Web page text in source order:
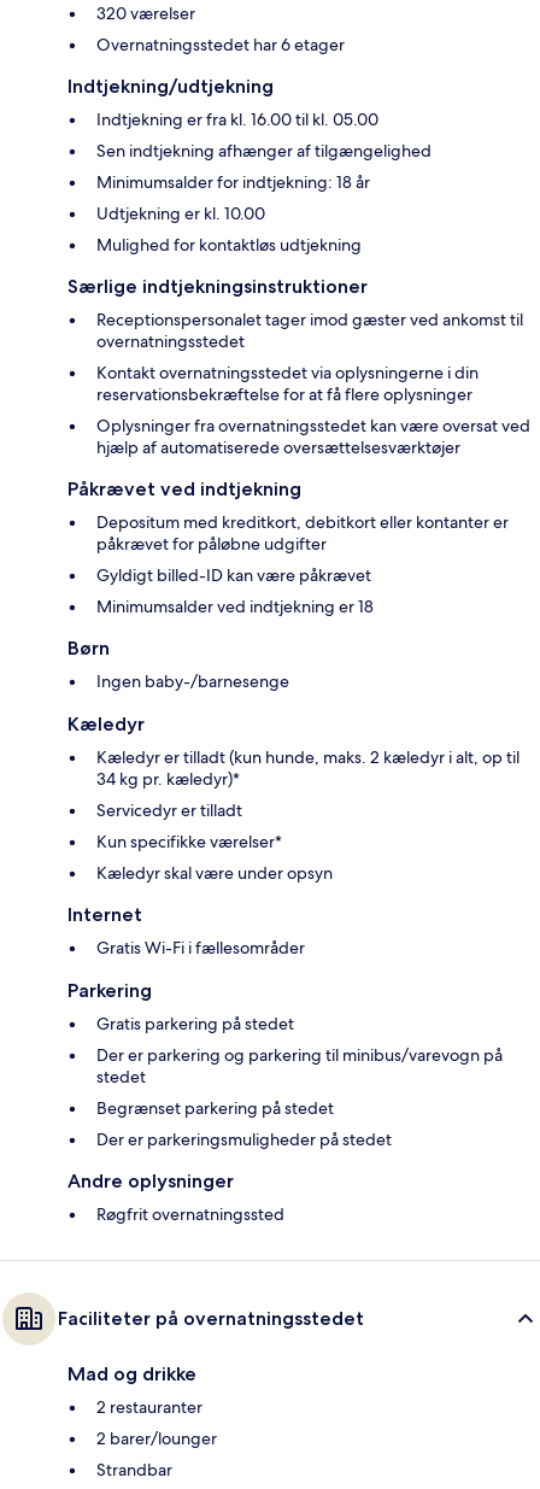
320 værelser
Overnatningsstedet har 6 etager
Indtjekning/udtjekning
Indtjekning er fra kl. 16.00 til kl. 05.00
Sen indtjekning afhænger af tilgængelighed
Minimumsalder for indtjekning: 18 år
Udtjekning er kl. 10.00
Mulighed for kontaktløs udtjekning
Særlige indtjekningsinstruktioner
Receptionspersonalet tager imod gæster ved ankomst til
overnatningsstedet
Kontakt overnatningsstedet via oplysningerne i din
reservationsbekræftelse for at få flere oplysninger
Oplysninger fra overnatningsstedet kan være oversat ved
hjælp af automatiserede oversættelsesværktøjer
Påkrævet ved indtjekning
Depositum med kreditkort, debitkort eller kontanter er
påkrævet for påløbne udgifter
Gyldigt billed-ID kan være påkrævet
Minimumsalder ved indtjekning er 18
Børn
Ingen baby-/barnesenge
Kæledyr
Kæledyr er tilladt (kun hunde, maks. 2 kæledyr i alt, op til
34 kg pr. kæledyr)*
Servicedyr er tilladt
Kun specifikke værelser*
Kæledyr skal være under opsyn
Internet
Gratis Wi-Fi i fællesområder
Parkering
Gratis parkering på stedet
Der er parkering og parkering til minibus/varevogn på
stedet
Begrænset parkering på stedet
Der er parkeringsmuligheder på stedet
Andre oplysninger
Røgfrit overnatningssted
Faciliteter på overnatningsstedet
Mad og drikke
2 restauranter
2 barer/lounger
Strandbar